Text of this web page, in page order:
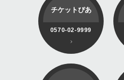
チケットぴあ
0570-02-9999